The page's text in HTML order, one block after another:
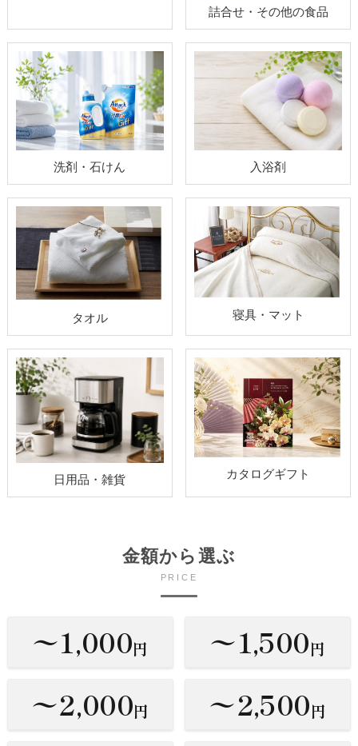
詰合せ・その他の食品
洗剤・石けん 入浴剤
タオル 寝具・マット
日用品・雑貨 カタログギフト
金額から選ぶ
PRICE
〜1,000円 〜1,500円
〜2,000円 〜2,500円